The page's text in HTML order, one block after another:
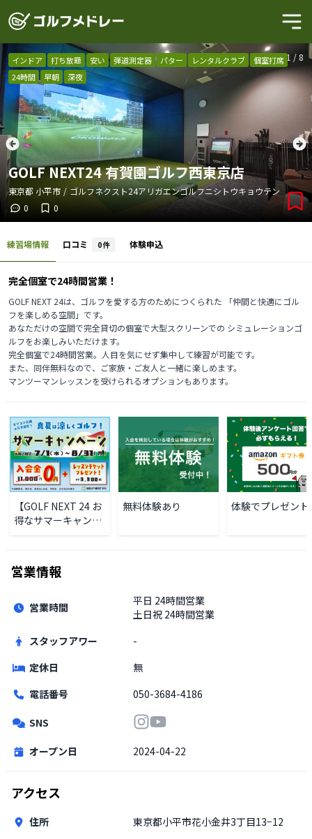
1 / 8
インドア 打ち放題 安い 弾道測定器 パター レンタルクラブ
個室打席
24時間
早朝 深夜
GOLF NEXT24 有賀園ゴルフ西東京店
東京都 小平市 / ゴルフネクスト24アリガエンゴルフニシトウキョウテン
0
0
練習場情報 口コミ 0件 体験申込
完全個室で24時間営業！
GOLF NEXT 24は、ゴルフを愛する方のためにつくられた 「仲間と快適にゴル
フを楽しめる空間」です。
あなただけの空間で完全貸切の個室で大型スクリーンでの シミュレーションゴ
ルフをお楽しみいただけます。
完全個室で24時間営業。人目を気にせず集中して練習が可能です。
また、同伴無料なので、ご家族・ご友人と一緒に楽しめます。
マンツーマンレッスンを受けられるオプションもあります。
【GOLF NEXT 24 お
得なサマーキャンペ
ーン！！】
無料体験あり 体験でプレゼント
営業情報
営業時間 平日 24時間営業
土日祝 24時間営業
スタッフアワー
-
定休日
無
電話番号
050-3684-4186
SNS
オープン日 2024-04-22
アクセス
住所 東京都小平市花小金井3丁目13−12